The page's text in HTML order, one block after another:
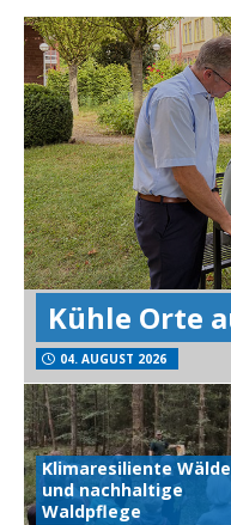
Kühle Orte
04. AUGUST 2026
Klimaresiliente
und nachhaltige
Waldpflege